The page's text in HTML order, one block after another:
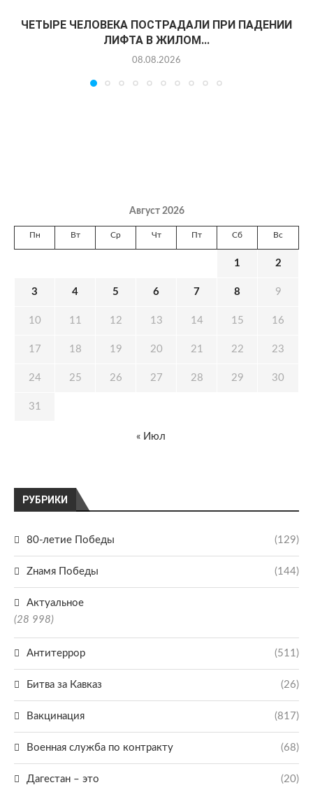
ЧЕТЫРЕ ЧЕЛОВЕКА ПОСТРАДАЛИ ПРИ ПАДЕНИИ
ЛИФТА В ЖИЛОМ...
08.08.2026
РУБРИКИ
80-летие Победы (129)
Zнамя Победы (144)
Актуальное
(28 998)
Антитеррор (511)
Битва за Кавказ (26)
Вакцинация (817)
Военная служба по контракту (68)
Дагестан – это (20)
Август 2026
Пн Вт Ср Чт Пт Сб Вс
1 2
3 4 5 6 7 8 9
10 11 12 13 14 15 16
17 18 19 20 21 22 23
24 25 26 27 28 29 30
31
« Июл